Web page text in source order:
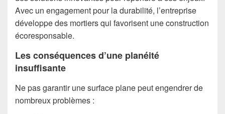
Avec un engagement pour la durabilité, l’entreprise
développe des mortiers qui favorisent une construction
écoresponsable.
Les conséquences d’une planéité
insuffisante
Ne pas garantir une surface plane peut engendrer de
nombreux problèmes :